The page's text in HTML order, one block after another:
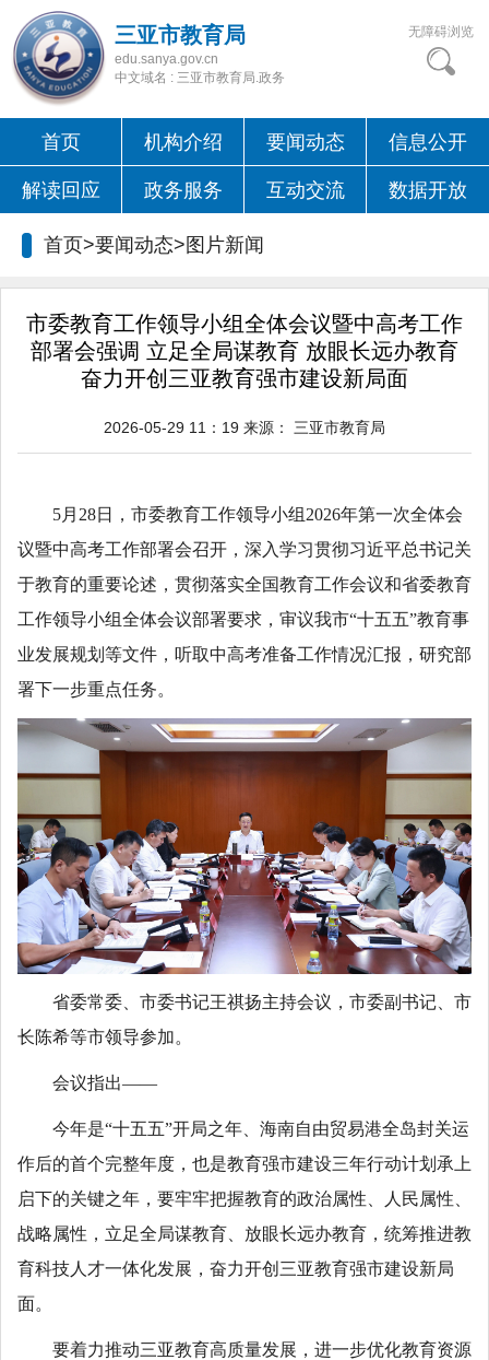
三亚市教育局
edu.sanya.gov.cn
中文域名 : 三亚市教育局.政务
无障碍浏览
首页 机构介绍 要闻动态 信息公开
解读回应 政务服务 互动交流 数据开放
首页>要闻动态>图片新闻
市委教育工作领导小组全体会议暨中高考工作
部署会强调 立足全局谋教育 放眼长远办教育
奋力开创三亚教育强市建设新局面
2026-05-29 11：19 来源： 三亚市教育局
5月28日，市委教育工作领导小组2026年第一次全体会
议暨中高考工作部署会召开，深入学习贯彻习近平总书记关
于教育的重要论述，贯彻落实全国教育工作会议和省委教育
工作领导小组全体会议部署要求，审议我市“十五五”教育事
业发展规划等文件，听取中高考准备工作情况汇报，研究部
署下一步重点任务。
省委常委、市委书记王祺扬主持会议，市委副书记、市
长陈希等市领导参加。
会议指出——
今年是“十五五”开局之年、海南自由贸易港全岛封关运
作后的首个完整年度，也是教育强市建设三年行动计划承上
启下的关键之年，要牢牢把握教育的政治属性、人民属性、
战略属性，立足全局谋教育、放眼长远办教育，统筹推进教
育科技人才一体化发展，奋力开创三亚教育强市建设新局
面。
要着力推动三亚教育高质量发展，进一步优化教育资源